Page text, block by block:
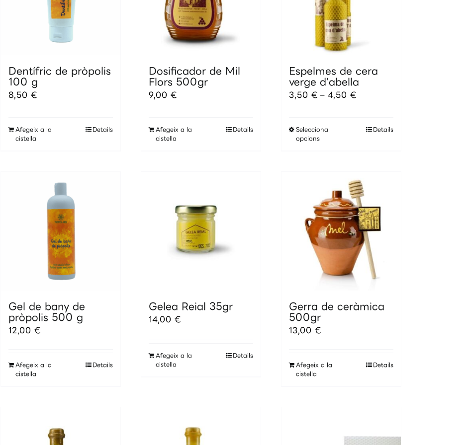
Dentífric de pròpolis
100 g
8,50€
Afegeix a la
cistella
Details
Dosificador de Mil
Flors 500gr
9,00 €
Afegeix a la
cistella
Details
Espelmes de cera
verge d’abella
3,50 € – 4,50 €Interval
Selecciona
opcions
Aquest
opcions
es
poden
triar
a
la
pàgina
producte
Details
Gel de bany de
pròpolis 500 g
12,00€
Afegeix a la
cistella
Details
Gelea Reial 35gr
14,00 €
Afegeix a la
cistella
Details
Gerra de ceràmica
500gr
13,00 €
Afegeix a la
cistella
Details